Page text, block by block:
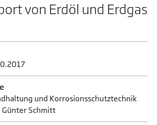
von Erdöl und Erdgas
und Korrosionsschutztechnik
Günter Schmitt